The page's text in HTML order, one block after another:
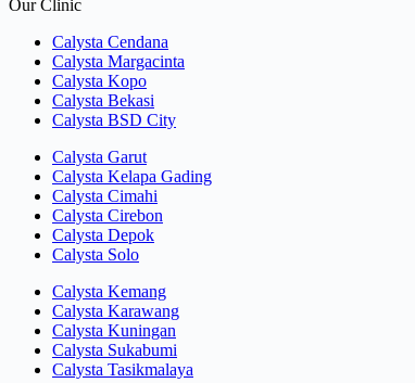
Our Clinic
Calysta Cendana
Calysta Margacinta
Calysta Kopo
Calysta Bekasi
Calysta BSD City
Calysta Garut
Calysta Kelapa Gading
Calysta Cimahi
Calysta Cirebon
Calysta Depok
Calysta Solo
Calysta Kemang
Calysta Karawang
Calysta Kuningan
Calysta Sukabumi
Calysta Tasikmalaya